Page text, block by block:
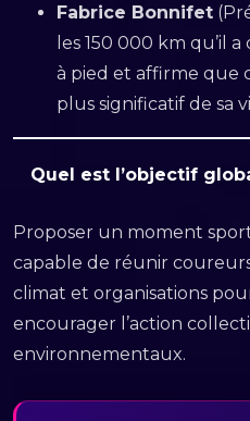
Fabrice Bonnifet
les 150 000 km qu’il
à pied et affirme que
plus significatif de sa
Quel est l’objectif
Proposer un moment
capable de réunir
climat et organisations
encourager l’action
environnementaux.